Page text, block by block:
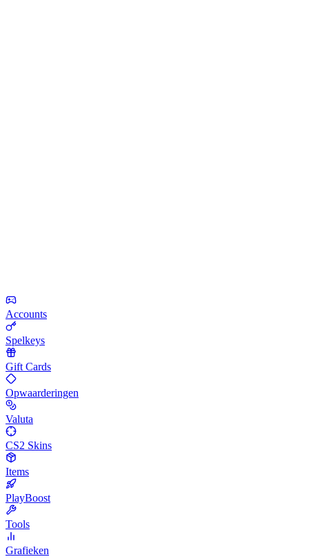
Accounts
Spelkeys
Gift Cards
Opwaarderingen
Valuta
CS2 Skins
Items
PlayBoost
Tools
Grafieken